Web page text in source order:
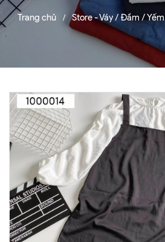
Trang chủ / Store - Váy / Đầm / Yếm